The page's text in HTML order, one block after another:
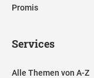
Promis
Services
Alle Themen von A-Z